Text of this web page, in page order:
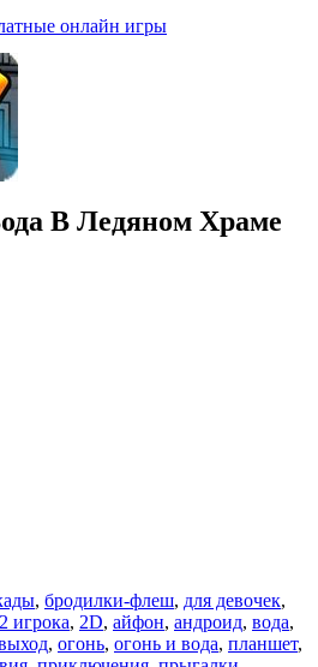
В Ледяном Храме
, бродилки-флеш, для девочек,
2 игрока, 2D, айфон, андроид, вода,
, огонь, огонь и вода, планшет,